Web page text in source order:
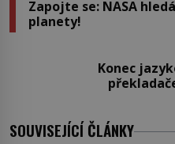
Zapojte se: NASA
planety!
Konec
SOUVISEJÍCÍ ČLÁNKY